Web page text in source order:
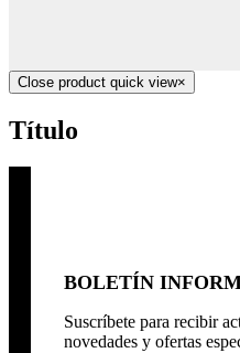
Close product quick view×
Título
BOLETÍN
Suscríbete para recibir
novedades y ofertas